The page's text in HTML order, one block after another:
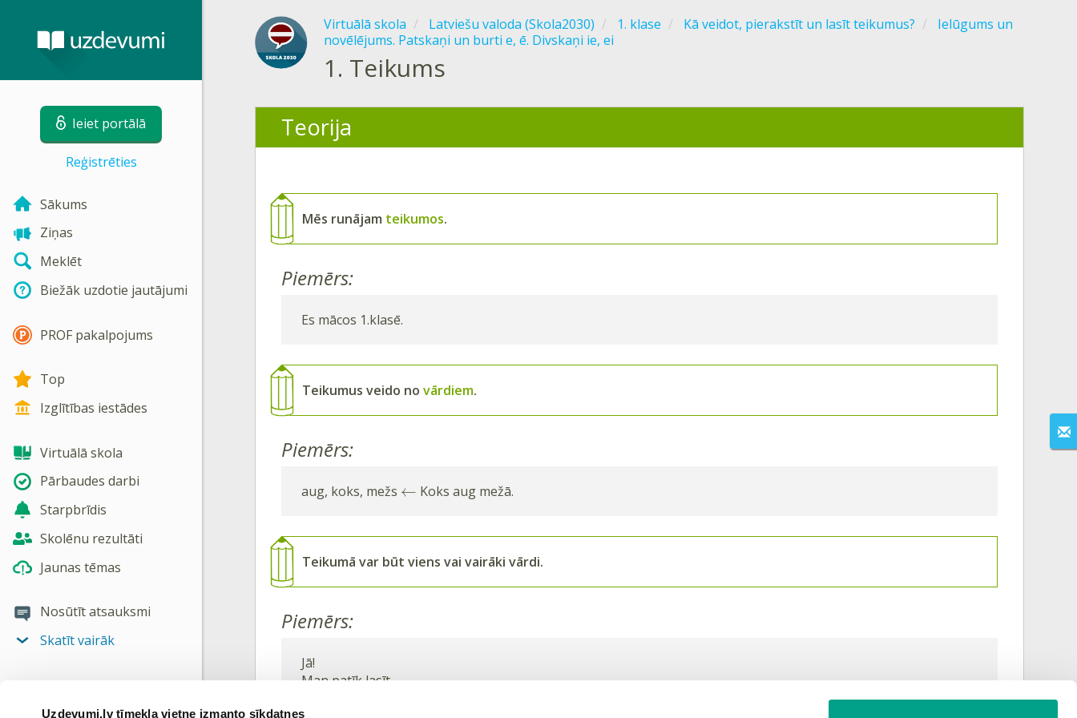
Uzdevumi.lv tīmekļa vietne izmanto sīkdatnes
Ieiet portālā
Reģistrēties
Sākums
Ziņas
Meklēt
Biežāk uzdotie jautājumi
PROF pakalpojums
Top
Izglītības iestādes
Virtuālā skola
Pārbaudes darbi
Starpbrīdis
Skolēnu rezultāti
Jaunas tēmas
Nosūtīt atsauksmi
Skatīt vairāk
Virtuālā skola Latviešu valoda (Skola2030) 1. klase Kā veidot, pierakstīt un lasīt teikumus?
Ielūgums un
novēlējums. Patskaņi un burti e, ē. Divskaņi ie, ei
1. Teikums
Teorija
Mēs runājam teikumos.
Piemērs:
Es mācos 1.klasē.
Teikumus veido no vārdiem.
Piemērs:
aug, koks, mežs ← Koks aug mežā.
Teikumā var būt viens vai vairāki vārdi.
Piemērs:
Jā!
Man patīk lasīt.